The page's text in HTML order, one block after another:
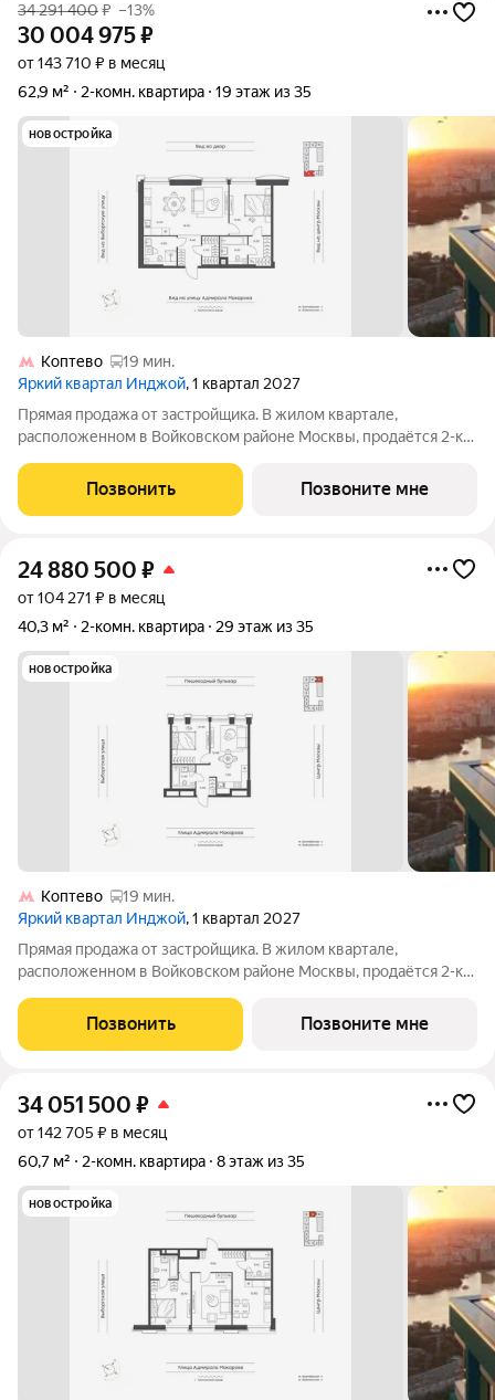
34 291 400₽ –13%
30 004 975₽
от 143 710 ₽ в месяц
62,9 м²
2-комн. квартира 19 этаж из 35
новостройка
Коптево
19 мин.
Яркий квартал Инджой, 1 квартал 2027
Прямая продажа от застройщика. В жилом квартале,
расположенном в Войковском районе Москвы, продаётся 2-к
расположена на 19 этаже 35-этажного дома, корпус 1, в жилом
квартале бизнес-класса Инджой.
Позвонить Позвоните мне
24 880 500 ₽
от 104 271 ₽ в месяц
40,3 м²
2-комн. квартира 29 этаж из 35
новостройка
Коптево
19 мин.
Яркий квартал Инджой, 1 квартал 2027
Прямая продажа от застройщика. В жилом квартале,
расположенном в Войковском районе Москвы, продаётся 2-к
расположена на 29 этаже 32-этажного дома, корпус 1, в жилом
квартале бизнес-класса Инджой.
Позвонить Позвоните мне
34 051 500 ₽
от 142 705 ₽ в месяц
60,7 м²
2-комн. квартира 8 этаж из 35
новостройка